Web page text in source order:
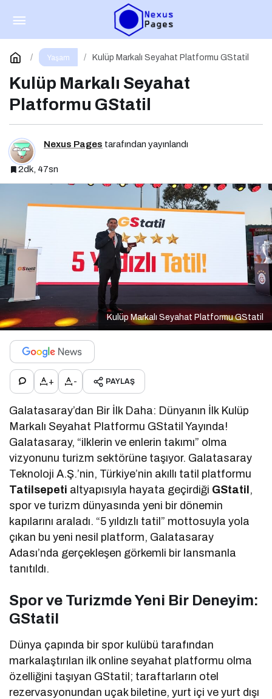
Yaşam Kulüp Markalı Seyahat Platformu GStatil
Kulüp Markalı Seyahat
Platformu GStatil
Nexus Pages tarafından yayınlandı
2dk, 47sn
Kulüp Markalı Seyahat Platformu GStatil
+ - PAYLAŞ
Galatasaray’dan Bir İlk Daha: Dünyanın İlk Kulüp
Markalı Seyahat Platformu GStatil Yayında!
Galatasaray, “ilklerin ve enlerin takımı” olma
vizyonunu turizm sektörüne taşıyor. Galatasaray
Teknoloji A.Ş.’nin, Türkiye’nin akıllı tatil platformu
Tatilsepeti altyapısıyla hayata geçirdiği GStatil,
spor ve turizm dünyasında yeni bir dönemin
kapılarını araladı. “5 yıldızlı tatil” mottosuyla yola
çıkan bu yeni nesil platform, Galatasaray
Adası’nda gerçekleşen görkemli bir lansmanla
tanıtıldı.
Spor ve Turizmde Yeni Bir Deneyim:
GStatil
Dünya çapında bir spor kulübü tarafından
markalaştırılan ilk online seyahat platformu olma
özelliğini taşıyan GStatil; taraftarların otel
rezervasyonundan uçak biletine, yurt içi ve yurt dışı
Antalya-Ostrava Hattında Yeni Dönem
Yorum Yap